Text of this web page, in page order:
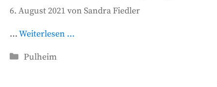
6. August 2021 vonSandra Fiedler
…Weiterlesen …
Kategorien
Pulheim